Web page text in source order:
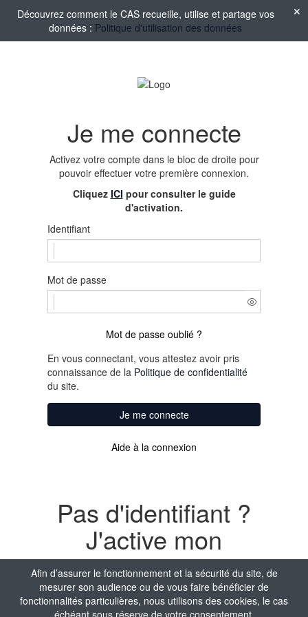
Afin d’assurer le fonctionnement et la sécurité du site, de
mesurer son audience ou de vous faire bénéficier de
fonctionnalités particulières, nous utilisons des cookies, le cas
échéant sous réserve de votre consentement.
Découvrez comment le CAS recueille, utilise et partage vos
données : Politique d'utilisation des données
Je me connecte
Activez votre compte dans le bloc de droite pour
pouvoir effectuer votre première connexion.
Cliquez ICI pour consulter le guide
d'activation.
Identifiant
Mot de passe
Mot de passe oublié ?
En vous connectant, vous attestez avoir pris
connaissance de la Politique de confidentialité
du site.
Je me connecte
Aide à la connexion
Pas d'identifiant ?
J'active mon
compte
Nom